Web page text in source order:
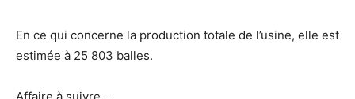
En ce qui concerne la production totale de l’usine, elle est
estimée à 25 803 balles.